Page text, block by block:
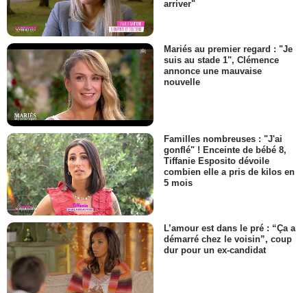
arriver"
Mariés au premier regard : "Je
suis au stade 1", Clémence
annonce une mauvaise
nouvelle
Familles nombreuses : "J'ai
gonflé" ! Enceinte de bébé 8,
Tiffanie Esposito dévoile
combien elle a pris de kilos en
5 mois
L’amour est dans le pré : “Ça a
démarré chez le voisin”, coup
dur pour un ex-candidat